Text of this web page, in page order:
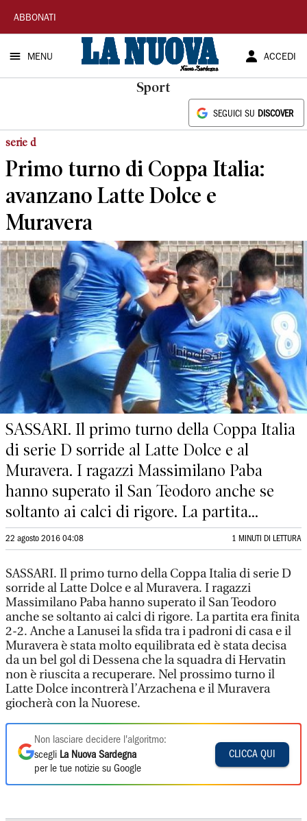
La
Nuova
Sardegna
ABBONATI
MENU ACCEDI
Sport
SEGUICI SU DISCOVER
serie d
Primo turno di Coppa Italia:
avanzano Latte Dolce e
Muravera
SASSARI. Il primo turno della Coppa Italia
di serie D sorride al Latte Dolce e al
Muravera. I ragazzi Massimilano Paba
hanno superato il San Teodoro anche se
soltanto ai calci di rigore. La partita...
22 agosto 2016 04:08 1 MINUTI DI LETTURA
SASSARI. Il primo turno della Coppa Italia di serie D
sorride al Latte Dolce e al Muravera. I ragazzi
Massimilano Paba hanno superato il San Teodoro
anche se soltanto ai calci di rigore. La partita era finita
2-2. Anche a Lanusei la sfida tra i padroni di casa e il
Muravera è stata molto equilibrata ed è stata decisa
da un bel gol di Dessena che la squadra di Hervatin
non è riuscita a recuperare. Nel prossimo turno il
Latte Dolce incontrerà l’Arzachena e il Muravera
giocherà con la Nuorese.
Non lasciare decidere l'algoritmo:
scegli La Nuova Sardegna
per le tue notizie su Google
CLICCA QUI